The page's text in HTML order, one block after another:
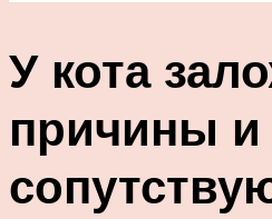
У кота
причины и